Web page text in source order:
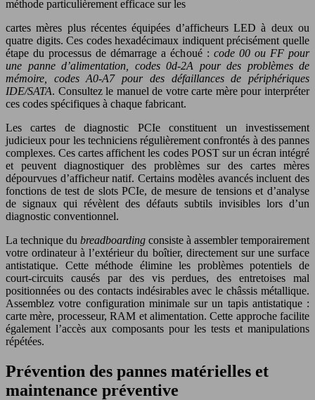
méthode particulièrement efficace sur les
cartes mères plus récentes équipées d’afficheurs LED à deux ou
quatre digits. Ces codes hexadécimaux indiquent précisément quelle
étape du processus de démarrage a échoué : code 00 ou FF pour
une panne d’alimentation, codes 0d-2A pour des problèmes de
mémoire, codes A0-A7 pour des défaillances de périphériques
IDE/SATA. Consultez le manuel de votre carte mère pour interpréter
ces codes spécifiques à chaque fabricant.
Les cartes de diagnostic PCIe constituent un investissement
judicieux pour les techniciens régulièrement confrontés à des pannes
complexes. Ces cartes affichent les codes POST sur un écran intégré
et peuvent diagnostiquer des problèmes sur des cartes mères
dépourvues d’afficheur natif. Certains modèles avancés incluent des
fonctions de test de slots PCIe, de mesure de tensions et d’analyse
de signaux qui révèlent des défauts subtils invisibles lors d’un
diagnostic conventionnel.
La technique du breadboarding consiste à assembler temporairement
votre ordinateur à l’extérieur du boîtier, directement sur une surface
antistatique. Cette méthode élimine les problèmes potentiels de
court-circuits causés par des vis perdues, des entretoises mal
positionnées ou des contacts indésirables avec le châssis métallique.
Assemblez votre configuration minimale sur un tapis antistatique :
carte mère, processeur, RAM et alimentation. Cette approche facilite
également l’accès aux composants pour les tests et manipulations
répétées.
Prévention des pannes matérielles et
maintenance préventive